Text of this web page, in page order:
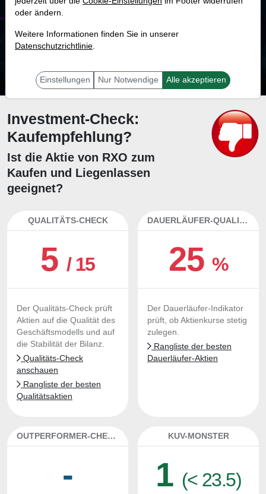
MONKEY-TRADER INDIKATOR
68.7 %
Mit 68.7 % Wahrscheinlichkeit wird selbst der unglücklichst agierende Trader
Investment-Check:
Kaufempfehlung?
Ist die Aktie von RXO zum
Kaufen und Liegenlassen
geeignet?
QUALITÄTS-CHECK
5/ 15
Der Qualitäts-Check prüft
Aktien auf die Qualität des
Geschäftsmodells und auf
die Stabilität der Bilanz.
Qualitäts-Check
anschauen
Rangliste der besten
Qualitätsaktien
DAUERLÄUFER-QUALITÄTEN
25%
Der Dauerläufer-Indikator
prüft, ob Aktienkurse stetig
zulegen.
Rangliste der besten
Dauerläufer-Aktien
OUTPERFORMER-CHECK
-
KUV-MONSTER
1 (< 23.5)
oder ändern.
Weitere Informationen finden Sie in unserer
Datenschutzrichtlinie.
Einstellungen Nur Notwendige Alle akzeptieren